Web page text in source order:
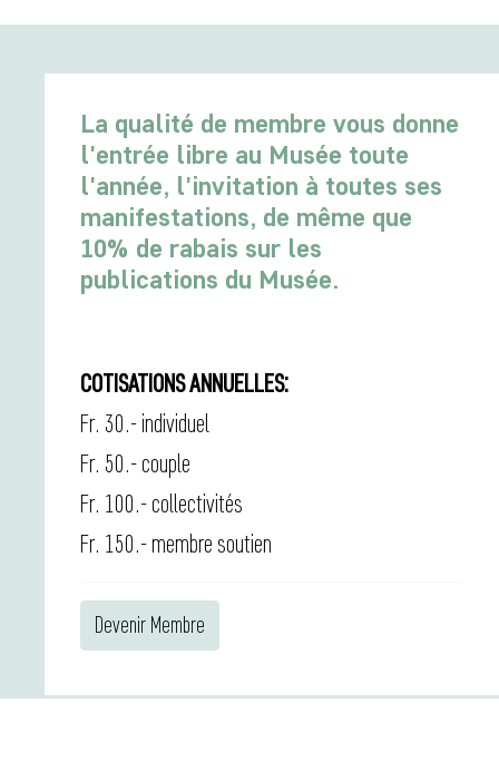
La qualité de membre vous donne
l'entrée libre au Musée toute
l'année, l'invitation à toutes ses
manifestations, de même que
10% de rabais sur les
publications du Musée.
COTISATIONS ANNUELLES:
Fr. 30.- individuel
Fr. 50.- couple
Fr. 100.- collectivités
Fr. 150.- membre soutien
Devenir Membre